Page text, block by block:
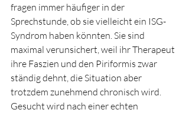
fragen immer häufiger in der
Sprechstunde, ob sie vielleicht ein ISG-
Syndrom haben könnten. Sie sind
maximal verunsichert, weil ihr Therapeut
ihre Faszien und den Piriformis zwar
ständig dehnt, die Situation aber
trotzdem zunehmend chronisch wird.
Gesucht wird nach einer echten